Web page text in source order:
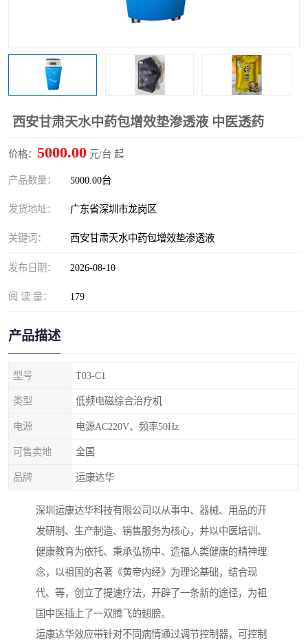
西安甘肃天水中药包增效垫渗透液 中医透药
价格： 5000.00 元/台 起
产品数量： 5000.00台
发货地址： 广东省深圳市龙岗区
关键词： 西安甘肃天水中药包增效垫渗透液
发布日期： 2026-08-10
阅 读 量： 179
产品描述
型号 T03-C1
类型 低频电磁综合治疗机
电源 电源AC220V、频率50Hz
可售卖地 全国
品牌 运康达华
深圳运康达华科技有限公司以从事中、器械、用品的开
发研制、生产制造、销售服务为核心，并以中医培训、
健康教育为依托、秉承弘扬中、造福人类健康的精神理
念，以祖国的名著《黄帝内经》为理论基础，结合现
代、等，创立了提速疗法，开辟了一条新的途径，为祖
国中医插上了一双腾飞的翅膀。
运康达华效应带针对不同病情通过调节控制器，可控制